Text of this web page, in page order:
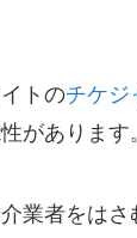
トのチケジ
があります
業者をは